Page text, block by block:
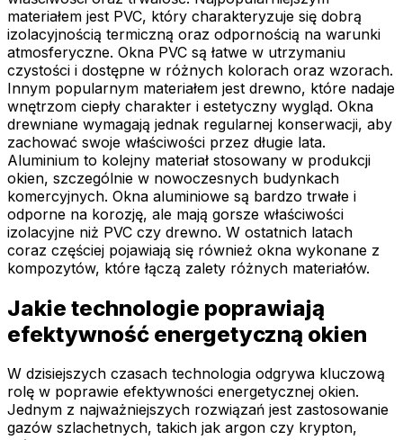
materiałem jest PVC, który charakteryzuje się dobrą
izolacyjnością termiczną oraz odpornością na warunki
atmosferyczne. Okna PVC są łatwe w utrzymaniu
czystości i dostępne w różnych kolorach oraz wzorach.
Innym popularnym materiałem jest drewno, które nadaje
wnętrzom ciepły charakter i estetyczny wygląd. Okna
drewniane wymagają jednak regularnej konserwacji, aby
zachować swoje właściwości przez długie lata.
Aluminium to kolejny materiał stosowany w produkcji
okien, szczególnie w nowoczesnych budynkach
komercyjnych. Okna aluminiowe są bardzo trwałe i
odporne na korozję, ale mają gorsze właściwości
izolacyjne niż PVC czy drewno. W ostatnich latach
coraz częściej pojawiają się również okna wykonane z
kompozytów, które łączą zalety różnych materiałów.
Jakie technologie poprawiają
efektywność energetyczną okien
W dzisiejszych czasach technologia odgrywa kluczową
rolę w poprawie efektywności energetycznej okien.
Jednym z najważniejszych rozwiązań jest zastosowanie
gazów szlachetnych, takich jak argon czy krypton,